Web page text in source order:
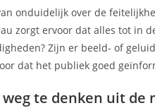
onduidelijk over de
zorgt ervoor dat alles tot in
Zijn er beeld- of
dat het publiek goed
te denken uit de